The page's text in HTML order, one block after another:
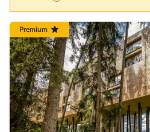
Premium